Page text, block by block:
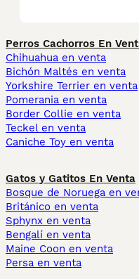
Perros Cachorros En
Chihuahua en venta
Bichón Maltés en venta
Yorkshire Terrier en venta
Pomerania en venta
Border Collie en venta
Teckel en venta
Caniche Toy en venta
Gatos y Gatitos En Venta
Bosque de Noruega en
Británico en venta
Sphynx en venta
Bengalí en venta
Maine Coon en venta
Persa en venta